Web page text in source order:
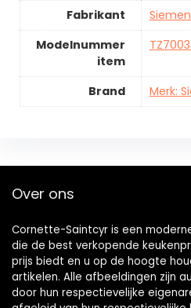
Fabrikant
Modelnummer
item
Brand Merk:
Over ons
Cornette-Saintcyr is een
die de best verkopende
prijs biedt en u op de hoogte
artikelen. Alle afbeeldingen zijn
door hun respectievelijke